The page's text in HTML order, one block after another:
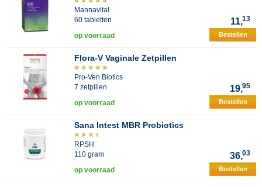
Mannavital
60 tabletten
11,13
op voorraad Bestellen
Flora-V Vaginale Zetpillen
Pro-Ven Biotics
7 zetpillen
19,95
op voorraad Bestellen
Sana Intest MBR Probiotics
RPSH
110 gram
36,03
op voorraad Bestellen